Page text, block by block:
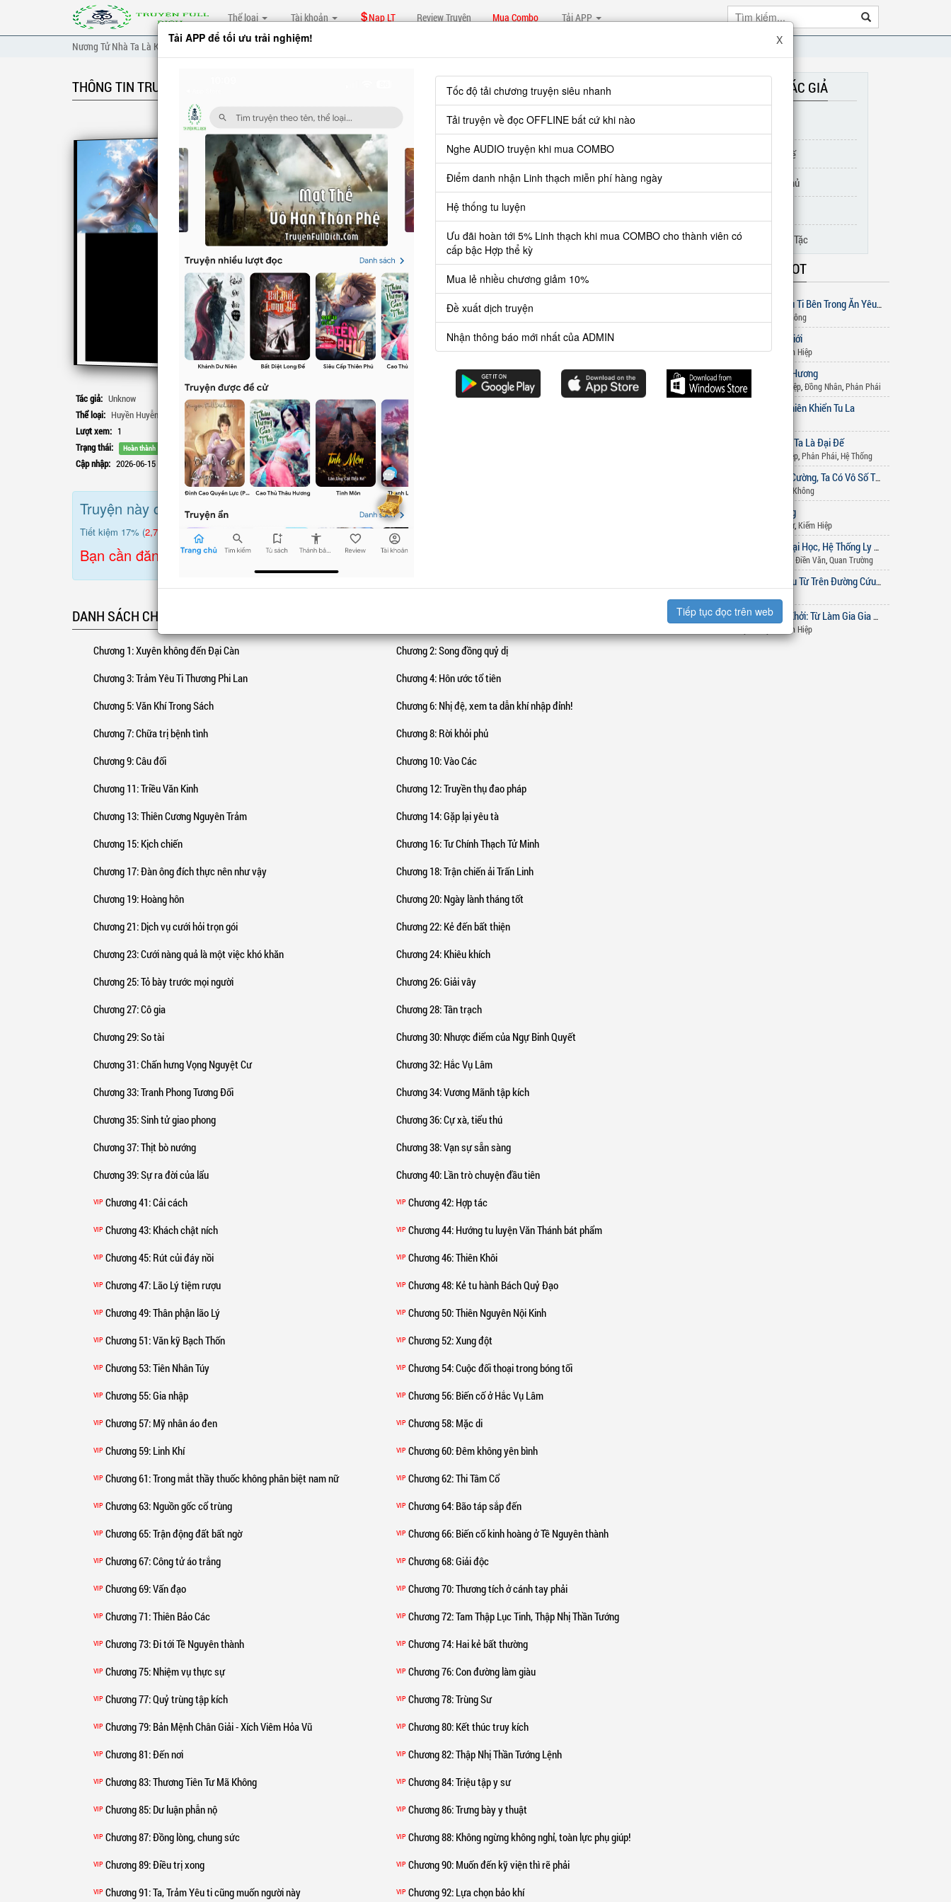
Thể loại Tài khoản Nạp LT Review Truyện Mua Combo Tải APP
Nương Tử Nhà Ta Là Kiếm Thần
THÔNG TIN TRUYỆN
NƯƠNG TỬ NHÀ TA LÀ KIẾM THẦN
Tác giả: Unknow
Thể loại: Huyền Huyễn
Xuyên Không
Lượt xem: 1
Trạng thái:
Hoàn thành
Cập nhập: 2026-06-15 15:41:49
Thời loạn lạc, quỷ thần hoành hành.
Tần Phong, người bất ngờ xuyên không đến thời đại hỗn loạn này, không có hoài bão lớn lao, chỉ
muốn tự bảo vệ mình và an hưởng tuổi già.
Nhưng trời không chiều lòng người, những người đàn ông xuất chúng thì ở đâu cũng nổi bật.
Theo lời giao ước của tổ tiên, cô gái tài năng nhất Liễu gia trở thành vợ của anh.
CÁC CHƯƠNG MỚI NHẤT
VIP Chương 879: Cảm Ngôn Kết Thúc
VIP Chương 878: Đại Kết Cục, Lòng Son Của Ta Với Các Nàng, Nhật Nguyệt Có Thể Biết!
VIP Chương 876: Trận chiến không lối thoát
VIP Chương 875: Việc tiếp theo, hãy để phu quân lo liệu
Truyện này cần 14,000LT để mua trọn bộ.
Tiết kiệm 17% (2,780 LT) so với mua lẻ.
Bạn cần đăng nhập để sử dụng mua combo
DANH SÁCH CHƯƠNG
Chương 1: Xuyên không đến Đại Càn Chương 2: Song đồng quỷ dị
Chương 3: Trảm Yêu Ti Thương Phi Lan Chương 4: Hôn ước tổ tiên
Chương 5: Văn Khí Trong Sách Chương 6: Nhị đệ, xem ta dẫn khí nhập đỉnh!
Chương 7: Chữa trị bệnh tình Chương 8: Rời khỏi phủ
Chương 9: Câu đối Chương 10: Vào Các
Chương 11: Triều Văn Kinh Chương 12: Truyền thụ đao pháp
Chương 13: Thiên Cương Nguyên Trảm Chương 14: Gặp lại yêu tà
Chương 15: Kịch chiến Chương 16: Tư Chính Thạch Tử Minh
Chương 17: Đàn ông đích thực nên như vậy Chương 18: Trận chiến ải Trấn Linh
Chương 19: Hoàng hôn Chương 20: Ngày lành tháng tốt
Chương 21: Dịch vụ cưới hỏi trọn gói Chương 22: Kẻ đến bất thiện
Chương 23: Cưới nàng quả là một việc khó khăn Chương 24: Khiêu khích
Chương 25: Tỏ bày trước mọi người Chương 26: Giải vây
Chương 27: Cô gia Chương 28: Tân trạch
Chương 29: So tài Chương 30: Nhược điểm của Ngự Binh Quyết
Chương 31: Chấn hưng Vọng Nguyệt Cư Chương 32: Hắc Vụ Lâm
Chương 33: Tranh Phong Tương Đối Chương 34: Vương Mãnh tập kích
Chương 35: Sinh tử giao phong Chương 36: Cự xà, tiểu thú
Chương 37: Thịt bò nướng Chương 38: Vạn sự sẵn sàng
Chương 39: Sự ra đời của lẩu Chương 40: Lần trò chuyện đầu tiên
VIP Chương 41: Cải cách VIP Chương 42: Hợp tác
VIP Chương 43: Khách chật ních VIP Chương 44: Hướng tu luyện Văn Thánh bát phẩm
VIP Chương 45: Rút củi đáy nồi VIP Chương 46: Thiên Khôi
VIP Chương 47: Lão Lý tiệm rượu VIP Chương 48: Kẻ tu hành Bách Quỷ Đạo
VIP Chương 49: Thân phận lão Lý VIP Chương 50: Thiên Nguyên Nội Kinh
VIP Chương 51: Văn kỹ Bạch Thốn VIP Chương 52: Xung đột
VIP Chương 53: Tiên Nhân Túy VIP Chương 54: Cuộc đối thoại trong bóng tối
VIP Chương 55: Gia nhập VIP Chương 56: Biến cố ở Hắc Vụ Lâm
VIP Chương 57: Mỹ nhân áo đen VIP Chương 58: Mặc di
VIP Chương 59: Linh Khí VIP Chương 60: Đêm không yên bình
VIP Chương 61: Trong mắt thầy thuốc không phân biệt nam nữ VIP Chương 62: Thi Tâm Cổ
VIP Chương 63: Nguồn gốc cổ trùng VIP Chương 64: Bão táp sắp đến
VIP Chương 65: Trận động đất bất ngờ VIP Chương 66: Biến cố kinh hoàng ở Tề Nguyên thành
VIP Chương 67: Công tử áo trắng VIP Chương 68: Giải độc
VIP Chương 69: Vấn đạo VIP Chương 70: Thương tích ở cánh tay phải
VIP Chương 71: Thiên Bảo Các VIP Chương 72: Tam Thập Lục Tinh, Thập Nhị Thần Tướng
VIP Chương 73: Đi tới Tề Nguyên thành VIP Chương 74: Hai kẻ bất thường
VIP Chương 75: Nhiệm vụ thực sự VIP Chương 76: Con đường làm giàu
VIP Chương 77: Quỷ trùng tập kích VIP Chương 78: Trùng Sư
VIP Chương 79: Bản Mệnh Chân Giải - Xích Viêm Hỏa Vũ VIP Chương 80: Kết thúc truy kích
VIP Chương 81: Đến nơi VIP Chương 82: Thập Nhị Thần Tướng Lệnh
VIP Chương 83: Thương Tiên Tư Mã Không VIP Chương 84: Triệu tập y sư
VIP Chương 85: Dư luận phẫn nộ VIP Chương 86: Trưng bày y thuật
VIP Chương 87: Đồng lòng, chung sức VIP Chương 88: Không ngừng không nghỉ, toàn lực phụ giúp!
VIP Chương 89: Điều trị xong VIP Chương 90: Muốn đến kỹ viện thì rẽ phải
VIP Chương 91: Ta, Trảm Yêu ti cũng muốn người này VIP Chương 92: Lựa chọn bảo khí
TRUYỆN CÙNG TÁC GIẢ
Bất Hủ Đại Hoàng Đế
Luân Hồi Đại Kiếp Chủ
Trọng Sinh Làm Đạo Tặc
TRUYỆN ĐANG HOT
Ta Tại Trấn Yêu Ti Bên Trong Ăn Yêu Quái
Xuyên Không
Chân Võ Thế Giới
Huyền Huyễn Tiên Hiệp
3 Cao Thủ Thâu Hương
Sắc Hiệp Kiếm Hiệp Đồng Nhân Phản Phái
Võng Du Chi Thiên Khiển Tu La
Phản Phái: Mẹ Ta Là Đại Đế
Sắc Hiệp Phản Phái Hệ Thống
Vạn Lần Tăng Cường, Ta Có Vô Số Thần Vật
Xuyên Không
Cẩm Y Vô Song
Lịch Sử - Quân Sự, Kiếm Hiệp
Chuẩn Bị Thi Đại Học, Hệ Thống Ly Hôn Nghịch Tập Liền Xuất Hiện
Điền Văn Quan Trường
9
Đô Thị: Bắt Đầu Từ Trên Đường Cứu Người
10
Gia Tộc Quật Khởi: Từ Làm Gia Gia Bắt Đầu
Tiên Hiệp
Tải APP để tối ưu trải nghiệm! X
Tốc độ tải chương truyện siêu nhanh
Tải truyện về đọc OFFLINE bất cứ khi nào
Nghe AUDIO truyện khi mua COMBO
Điểm danh nhận Linh thạch miễn phí hàng ngày
Hệ thống tu luyện
Ưu đãi hoàn tới 5% Linh thạch khi mua COMBO cho thành viên có
cấp bậc Hợp thể kỳ
Mua lẻ nhiều chương giảm 10%
Đề xuất dịch truyện
Nhận thông báo mới nhất của ADMIN
Tiếp tục đọc trên web